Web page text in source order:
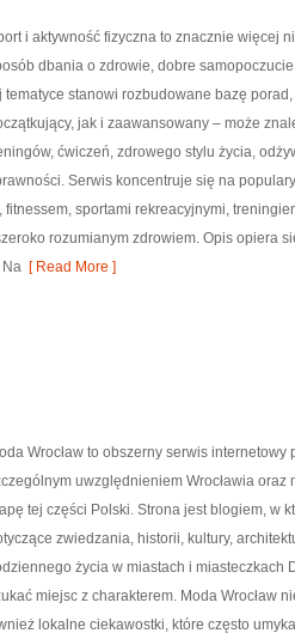
i aktywność fizyczna to znacznie więcej
dbania o zdrowie, dobre
tematyce stanowi rozbudowane bazę
jak i zaawansowany – może
ćwiczeń, zdrowego stylu życia,
Serwis koncentruje się na
sportami rekreacyjnymi,
rozumianym zdrowiem. Opis opiera
Na [ Read More ]
Wrocław to obszerny serwis
uwzględnieniem Wrocławia
tej części Polski. Strona jest blogiem, w
zwiedzania, historii, kultury,
życia w miastach i miasteczkach
miejsc z charakterem. Moda Wrocław
lokalne ciekawostki, które często